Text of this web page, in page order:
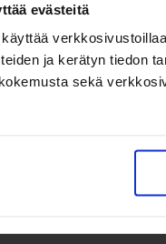
evästeitä
ja kerätyn tiedon
sekä